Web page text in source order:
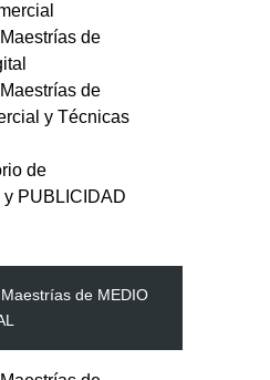
de
de
y Técnicas
de
y PUBLICIDAD
de MEDIO